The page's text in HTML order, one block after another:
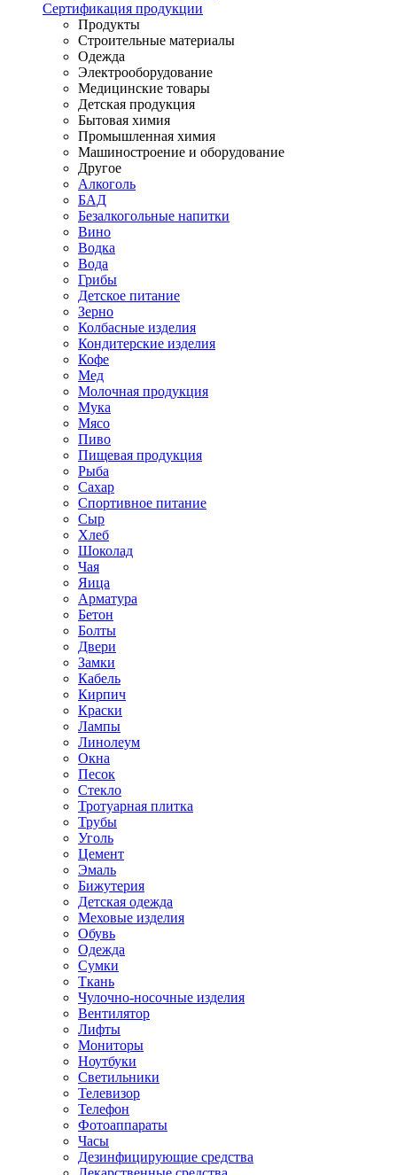
Сертификация продукции
Продукты
Строительные материалы
Одежда
Электрооборудование
Медицинские товары
Детская продукция
Бытовая химия
Промышленная химия
Машиностроение и оборудование
Другое
Алкоголь
БАД
Безалкогольные напитки
Вино
Водка
Вода
Грибы
Детское питание
Зерно
Колбасные изделия
Кондитерские изделия
Кофе
Мед
Молочная продукция
Мука
Мясо
Пиво
Пищевая продукция
Рыба
Сахар
Спортивное питание
Сыр
Хлеб
Шоколад
Чая
Яица
Арматура
Бетон
Болты
Двери
Замки
Кабель
Кирпич
Краски
Лампы
Линолеум
Окна
Песок
Стекло
Тротуарная плитка
Трубы
Уголь
Цемент
Эмаль
Бижутерия
Детская одежда
Меховые изделия
Обувь
Одежда
Сумки
Ткань
Чулочно-носочные изделия
Вентилятор
Лифты
Мониторы
Ноутбуки
Светильники
Телевизор
Телефон
Фотоаппараты
Часы
Дезинфицирующие средства